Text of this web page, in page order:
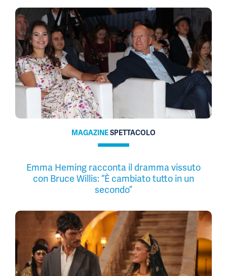
MAGAZINESPETTACOLO
Emma Heming racconta il dramma vissuto
con Bruce Willis: “È cambiato tutto in un
secondo”